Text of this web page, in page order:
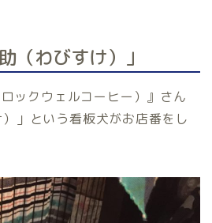
（わびすけ）」
ックウェルコーヒー）』さん
」という看板犬がお店番をし